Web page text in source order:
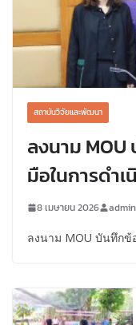
สถาบันวิจัยและพัฒนา
ลงนาม MOU บันทึกข้อตกลงความร่วม
มือในการดำ
สถานะทางสัง
เรือนยากจนด้
8 เมษายน 2026 admin
ลงนาม MOU บันทึกข้